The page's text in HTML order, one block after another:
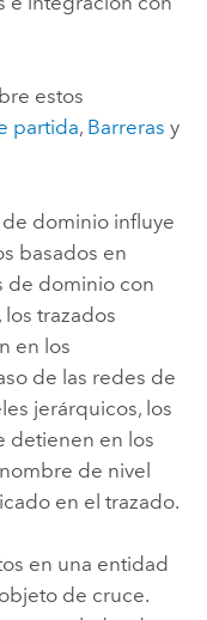
estos
partida, Barreras y
dominio influye
basados en
de dominio con
trazados
en los
de las redes de
jerárquicos, los
detienen en los
de nivel
en el trazado.
en una entidad
de cruce.